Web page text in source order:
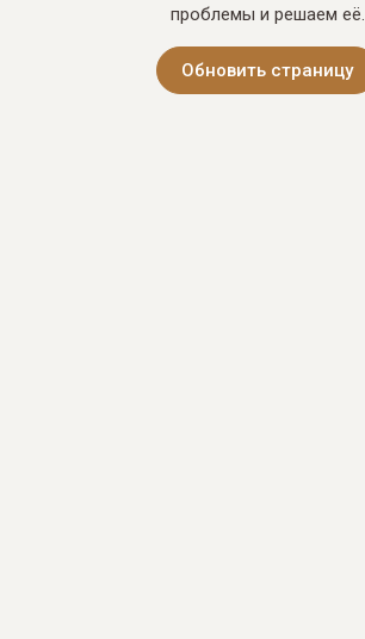
проблемы и решаем её.
Обновить страницу